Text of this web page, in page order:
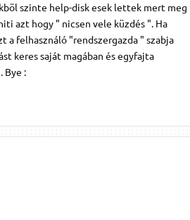
szinte help-disk esek lettek mert meg
azt hogy " nicsen vele küzdés ". Ha
a felhasználó "rendszergazda " szabja
keres saját magában és egyfajta
Bye :